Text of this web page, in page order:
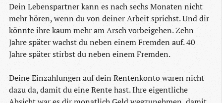
Dein Lebenspartner kann es nach sechs Monaten nicht
mehr hören, wenn du von deiner Arbeit sprichst. Und dir
könnte ihre kaum mehr am Arsch vorbeigehen. Zehn
Jahre später wachst du neben einem Fremden auf. 40
Jahre später stirbst du neben einem Fremden.
Deine Einzahlungen auf dein Rentenkonto waren nicht
dazu da, damit du eine Rente hast. Ihre eigentliche